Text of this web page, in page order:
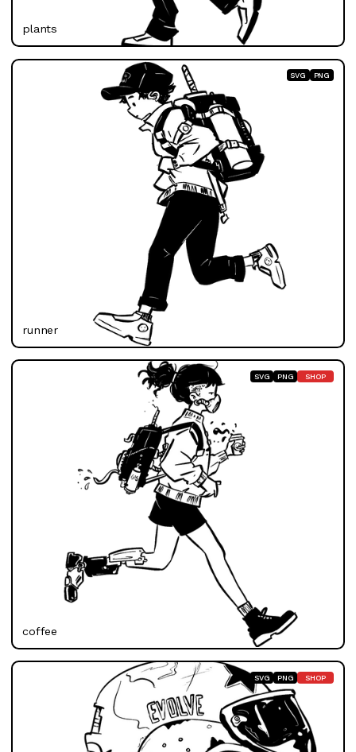
plants
SVG PNG
runner
SVG PNG SHOP
coffee
SVG PNG SHOP